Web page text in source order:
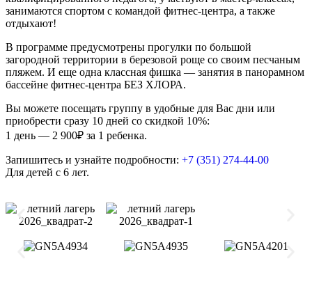
занимаются спортом с командой фитнес-центра, а также
отдыхают!
В программе предусмотрены прогулки по большой
загородной территории в березовой роще со своим песчаным
пляжем. И еще одна классная фишка — занятия в панорамном
бассейне фитнес-центра БЕЗ ХЛОРА.
Вы можете посещать группу в удобные для Вас дни или
приобрести сразу 10 дней со скидкой 10%:
1 день — 2 900₽ за 1 ребенка.
Запишитесь и узнайте подробности: +7 (351) 274-44-00
Для детей с 6 лет.